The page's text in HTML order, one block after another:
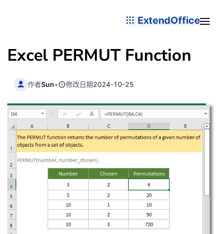
ExtendOffice
Excel PERMUT Function
作者Sun• 修改日期2024-10-25